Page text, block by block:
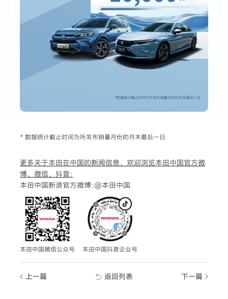
* 数据统计截止时间为所发布销量月份的月末最后一日
更多关于本田在中国的新闻信息，欢迎浏览本田中国官方微
博、微信、抖音:
本田中国新浪官方微博:@本田中国
本田中国微信公众号 本田中国抖音企业号
上一篇 返回列表 下一篇